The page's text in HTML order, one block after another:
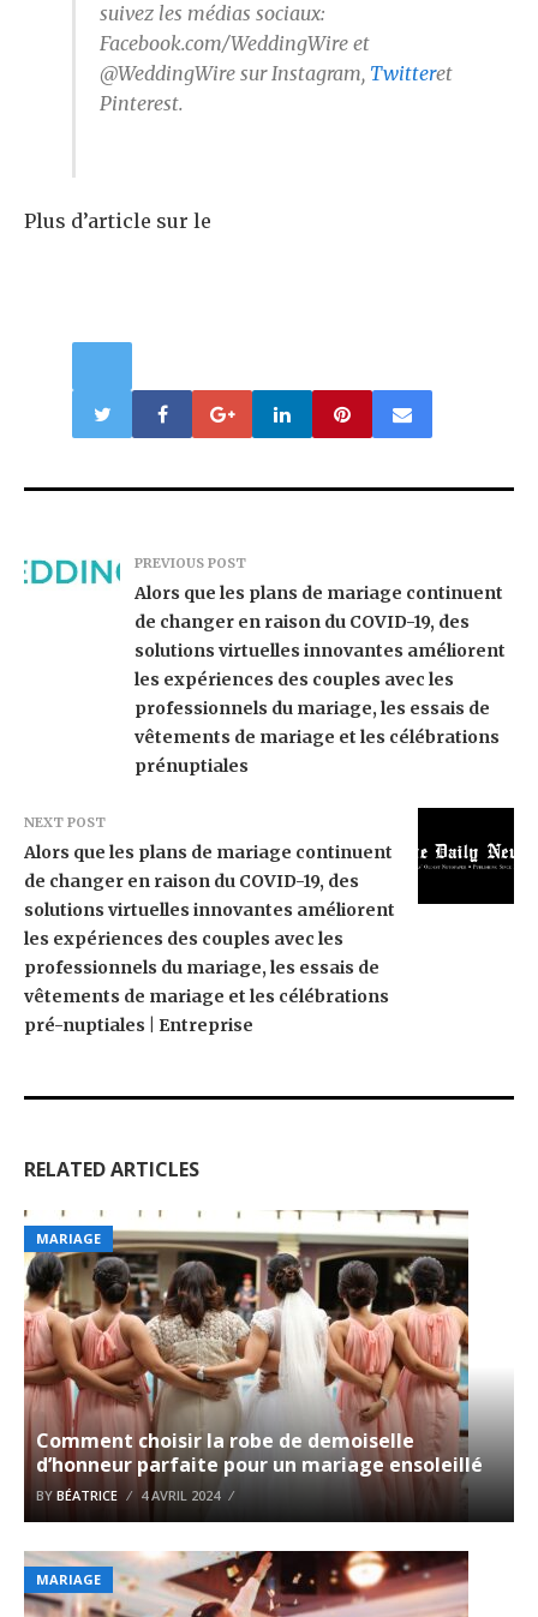
suivez les médias sociaux:
Facebook.com/WeddingWire et
@WeddingWire sur Instagram, Twitteret
Pinterest.
Plus d’article sur le
PREVIOUS POST
Alors que les plans de mariage continuent
de changer en raison du COVID-19, des
solutions virtuelles innovantes améliorent
les expériences des couples avec les
professionnels du mariage, les essais de
vêtements de mariage et les célébrations
prénuptiales
NEXT POST
Alors que les plans de mariage continuent
de changer en raison du COVID-19, des
solutions virtuelles innovantes améliorent
les expériences des couples avec les
professionnels du mariage, les essais de
vêtements de mariage et les célébrations
pré-nuptiales | Entreprise
RELATED ARTICLES
MARIAGE
Comment choisir la robe de demoiselle
d’honneur parfaite pour un mariage ensoleillé
BY BÉATRICE 4 AVRIL 2024
MARIAGE